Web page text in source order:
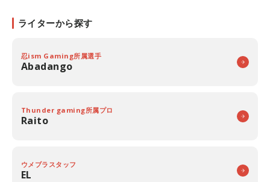
ライターから探す
忍ism Gaming所属選手
Abadango
Thunder gaming所属プロ
Raito
ウメブラスタッフ
EL